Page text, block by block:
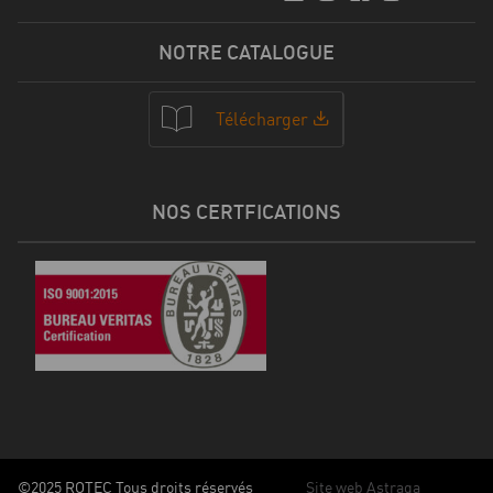
NOTRE CATALOGUE
Télécharger
NOS CERTFICATIONS
©2025 ROTEC Tous droits réservés
Site web Astraga